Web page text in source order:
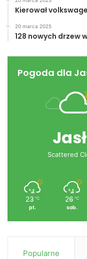
Łysa Góra
powiat
Kierował
20 marca 2025
128 nowych drzew
Pogoda dla
Scattered
23 ℃
pt.
26 ℃
sob.
Popularne